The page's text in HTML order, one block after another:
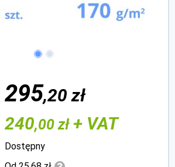
295,20 zł
240,00 zł+ VAT
Dostępny